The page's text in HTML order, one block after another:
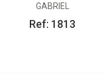
GABRIEL
Ref: 1813
Amortiguador Del Chery QQ
Spark 7:24 Matiz